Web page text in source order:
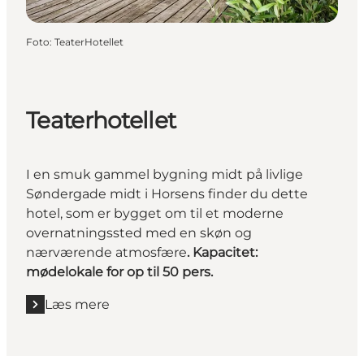
Foto: TeaterHotellet
Teaterhotellet
I en smuk gammel bygning midt på livlige
Søndergade midt i Horsens finder du dette
hotel, som er bygget om til et moderne
overnatningssted med en skøn og
nærværende atmosfære. Kapacitet:
mødelokale for op til 50 pers.
Læs mere
Læs mere "Teaterhotellet"